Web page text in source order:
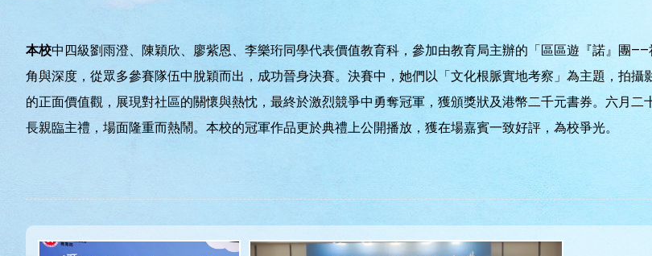
本校中四級劉雨澄、陳穎欣、廖紫恩、李樂珩同學代表價值教育科，參加由教育局主辦的「區區遊『諾』團
角與深度，從眾多參賽隊伍中脫穎而出，成功晉身決賽。決賽中，她們以「文化根脈實地考察」為主題，拍
的正面價值觀，展現對社區的關懷與熱忱，最終於激烈競爭中勇奪冠軍，獲頒獎狀及港幣二千元書券。六月
長親臨主禮，場面隆重而熱鬧。本校的冠軍作品更於典禮上公開播放，獲在場嘉賓一致好評，為校爭光。